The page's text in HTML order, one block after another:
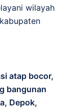
wilayah
atap bocor,
bangunan
Depok,